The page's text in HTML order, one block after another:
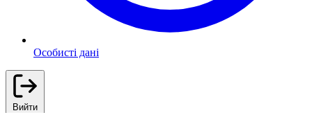
Особисті дані
Вийти